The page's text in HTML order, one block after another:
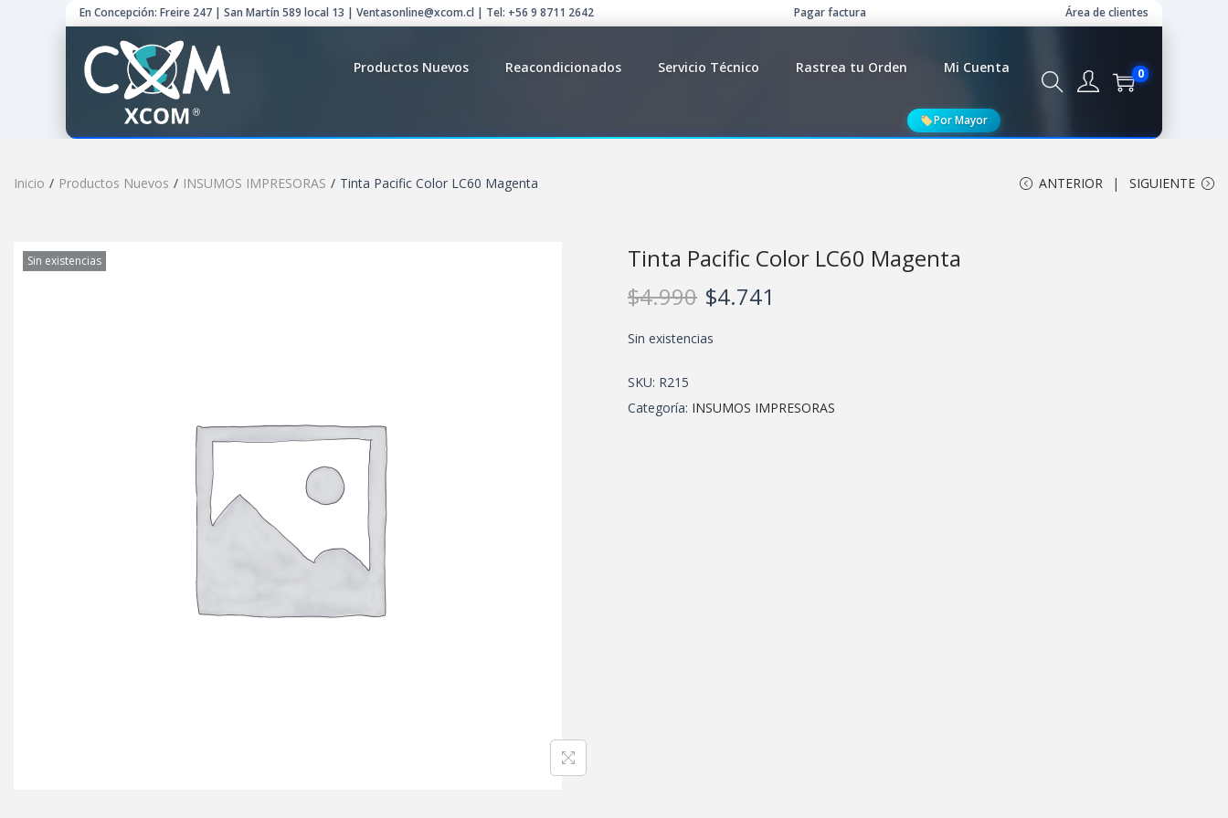
En Concepción: Freire 247 | San Martín 589 local 13 | Ventasonline@xcom.cl | Tel: +56 9 8711 2642 Pagar factura Área de clientes
Productos Nuevos Reacondicionados Servicio Técnico Rastrea tu Orden Mi Cuenta
Por Mayor
0
Inicio / Productos Nuevos / INSUMOS IMPRESORAS / Tinta Pacific Color LC60 Magenta ANTERIOR SIGUIENTE
Sin existencias
Tinta Pacific Color LC60 Magenta
$4.990 $4.741
Sin existencias
SKU: R215
Categoría: INSUMOS IMPRESORAS